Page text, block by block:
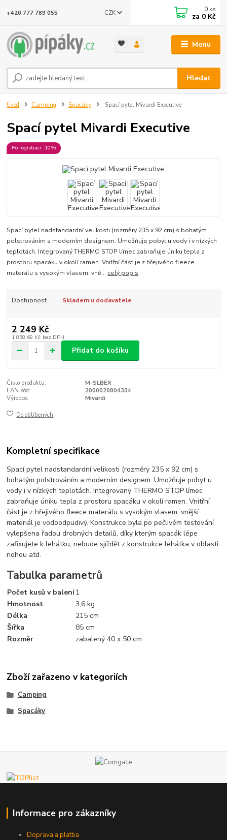
Menu
CZK
Hledat
+420 777 789 055 0 ks
za 0 Kč
Úvod Camping Spacáky Spací pytel Mivardi Executive
Spací pytel Mivardi Executive
Po registraci -10%
Spací pytel nadstandardní velikosti (rozměry 235 x 92 cm) s bohatým
polstrováním a moderním designem. Umožňuje pobyt u vody i v nízkých
teplotách. Integrovaný THERMO STOP límec zabraňuje úniku tepla z
prostoru spacáku v okolí ramen. Vnitřní část je z hřejivého fleece
materálu s vysokým vlasem, vně... celý popis
Dostupnost Skladem u dodavatele
2 249 Kč
1 858,68 Kč bez DPH
Přidat do košíku
Číslo produktu:
M-SLBEX
EAN kód:
2000020804334
Výrobce:
Mivardi
Do oblíbených
Kompletní specifikace
Spací pytel nadstandardní velikosti (rozměry 235 x 92 cm) s
bohatým polstrováním a moderním designem. Umožňuje pobyt u
vody i v nízkých teplotách. Integrovaný THERMO STOP límec
zabraňuje úniku tepla z prostoru spacáku v okolí ramen. Vnitřní
část je z hřejivého fleece materálu s vysokým vlasem, vnější
materiál je vodoodpudivý. Konstrukce byla po pečlivém testování
vylepšena řadou drobných detailů, díky kterým spacák lépe
zafixujete k lehátku, nebude sjíždět z konstrukce lehátka v oblasti
nohou atd.
Tabulka parametrů
Počet kusů v balení1
Hmotnost
3,6 kg
Délka
215 cm
Šířka
85 cm
Rozměr
zabalený 40 x 50 cm
Zboží zařazeno v kategoriích
Camping
Spacáky
Informace pro zákazníky
Doprava a platba